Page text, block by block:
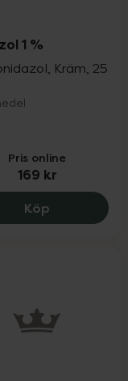
Protection, 425
1 %
Kräm, 25
Pris online
169 kr
Köp Rosazol 1